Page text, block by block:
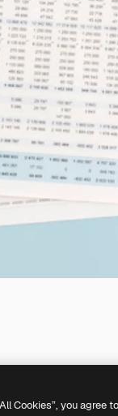
Cookies”, you agree